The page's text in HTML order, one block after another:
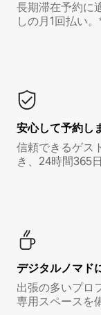
長期滞在予約に
しの月1回払い
安心して予約し
信頼できるゲス
き、24時間365
デジタルノマド⁠
出張の多いプロ
専用スペースを